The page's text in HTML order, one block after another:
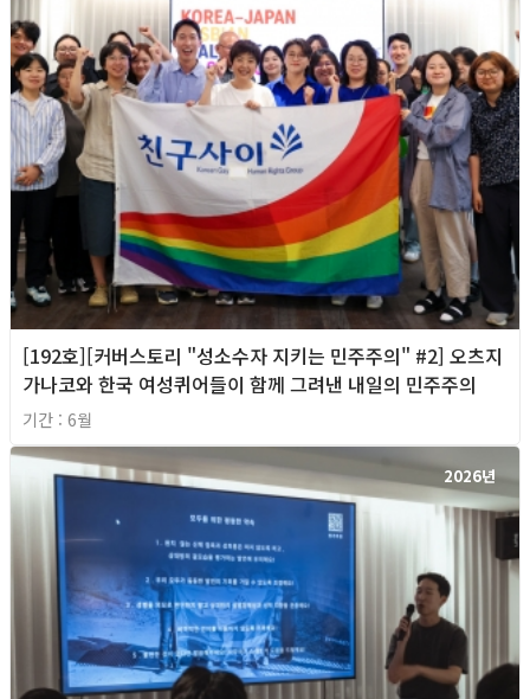
[192호][커버스토리 "성소수자 지키는 민주주의" #2] 오츠지
가나코와 한국 여성퀴어들이 함께 그려낸 내일의 민주주의
기간 : 6월
2026년